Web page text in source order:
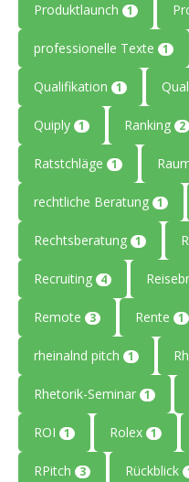
Produktlaunch 1
professionelle Texte 1
Qualifikation 1
Quiply 1 Ranking 2
Ratstchläge 1
rechtliche Beratung 1
Rechtsberatung 1
Recruiting 4
Remote 3 Rente 1
rheinalnd pitch 1
Rhetorik-Seminar 1
ROI 1 Rolex 1
RPitch 3 Rückblick